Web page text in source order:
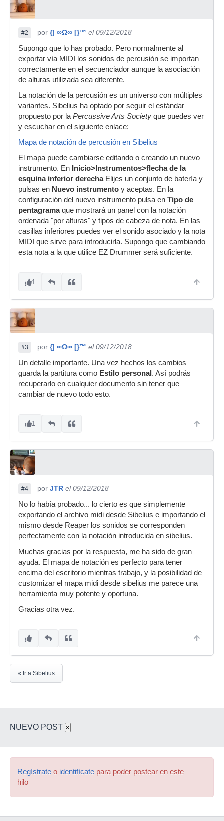
#2 por {] ∞Ω∞ [}™ el 09/12/2018
Supongo que lo has probado. Pero normalmente al
exportar vía MIDI los sonidos de percusión se importan
correctamente en el secuenciador aunque la asociación
de alturas utilizada sea diferente.
La notación de la percusión es un universo con múltiples
variantes. Sibelius ha optado por seguir el estándar
propuesto por la Percussive Arts Society que puedes ver
y escuchar en el siguiente enlace:
Mapa de notación de percusión en Sibelius
El mapa puede cambiarse editando o creando un nuevo
instrumento. En Inicio>Instrumentos>flecha de la
esquina inferior derechaElijes un conjunto de batería y
pulsas en Nuevo instrumento y aceptas. En la
configuración del nuevo instrumento pulsa en Tipo de
pentagramaque mostrará un panel con la notación
ordenada "por alturas" y tipos de cabeza de nota. En las
casillas inferiores puedes ver el sonido asociado y la nota
MIDI que sirve para introducirla. Supongo que cambiando
esta nota a la que utilice EZ Drummer será suficiente.
1
#3 por {] ∞Ω∞ [}™ el 09/12/2018
Un detalle importante. Una vez hechos los cambios
guarda la partitura como Estilo personal . Así podrás
recuperarlo en cualquier documento sin tener que
cambiar de nuevo todo esto.
1
#4 por JTR el 09/12/2018
No lo había probado... lo cierto es que simplemente
exportando el archivo midi desde Sibelius e importando el
mismo desde Reaper los sonidos se corresponden
perfectamente con la notación introducida en sibelius.
Muchas gracias por la respuesta, me ha sido de gran
ayuda. El mapa de notación es perfecto para tener
encima del escritorio mientras trabajo, y la posibilidad de
customizar el mapa midi desde sibelius me parece una
herramienta muy potente y oportuna.
Gracias otra vez.
« Ir a Sibelius
NUEVO POST ×
Regístrate o identifícate para poder postear en este
hilo